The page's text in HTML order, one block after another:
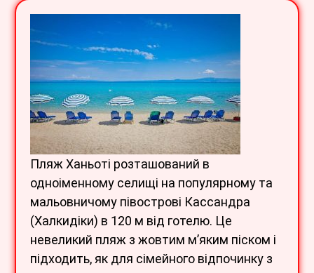
Пляж Ханьоті розташований в
одноіменному селищі на популярному та
мальовничому півострові Кассандра
(Халкидіки) в 120 м від готелю. Це
невеликий пляж з жовтим м’яким піском і
підходить, як для сімейного відпочинку з